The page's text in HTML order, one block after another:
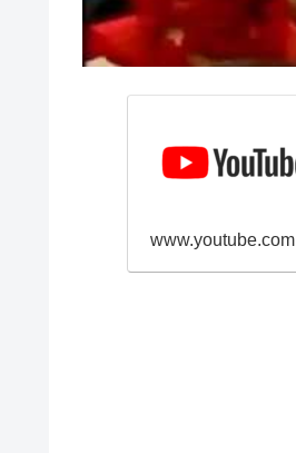
www.youtube.com